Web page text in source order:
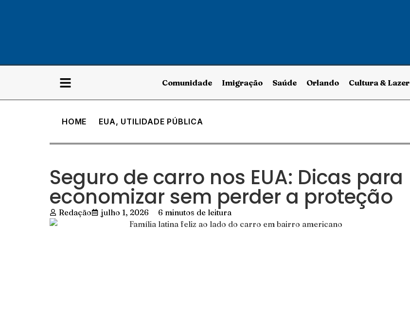
Comunidade Imigração Saúde Orlando Cultura & Lazer
HOME EUA, UTILIDADE PÚBLICA
Seguro de carro nos EUA: Dicas para
economizar sem perder a proteção
Redação julho 1, 2026 6 minutos de leitura